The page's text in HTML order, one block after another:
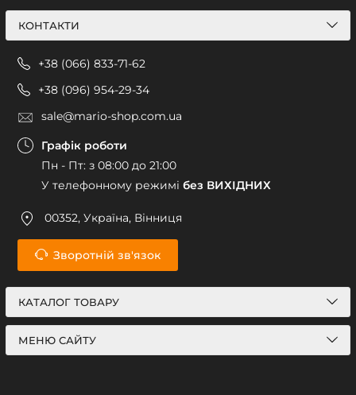
КОНТАКТИ
+38 (066) 833-71-62
+38 (096) 954-29-34
sale@mario-shop.com.ua
Графік роботи
Пн - Пт: з 08:00 до 21:00
У телефонному режимі без ВИХІДНИХ
00352, Україна, Вінниця
Зворотній зв'язок
КАТАЛОГ ТОВАРУ
МЕНЮ САЙТУ